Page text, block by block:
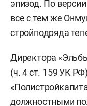
эпизод. По
все с тем же
стройподряда
Директора
(ч. 4 ст. 159 УК
должностными